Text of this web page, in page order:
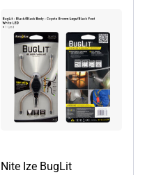
Nite Ize BugLit